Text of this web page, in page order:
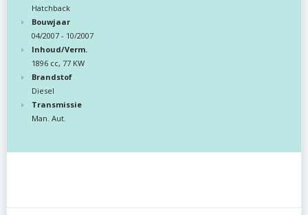
Hatchback
Bouwjaar
04/2007 - 10/2007
Inhoud/Verm.
1896 cc, 77 KW
Brandstof
Diesel
Transmissie
Man. Aut.